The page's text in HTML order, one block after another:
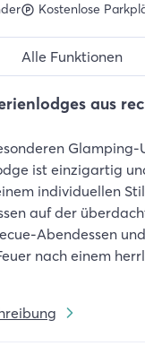
aus
Glamping-
ist einzigartig
individuellen
auf der
Abendessen
nach einem
Kostenlose
Alle Funktionen